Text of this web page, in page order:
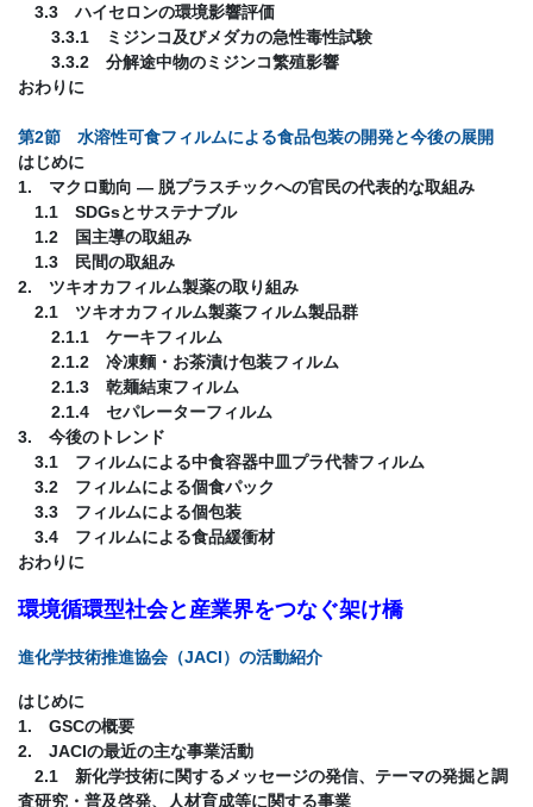
3.3 ハイセロンの環境影響評価
3.3.1 ミジンコ及びメダカの急性毒性試験
3.3.2 分解途中物のミジンコ繁殖影響
おわりに
第2節 水溶性可食フィルムによる食品包装の開発と今後の展開
はじめに
1. マクロ動向 ― 脱プラスチックへの官民の代表的な取組み
1.1 SDGsとサステナブル
1.2 国主導の取組み
1.3 民間の取組み
2. ツキオカフィルム製薬の取り組み
2.1 ツキオカフィルム製薬フィルム製品群
2.1.1 ケーキフィルム
2.1.2 冷凍麵・お茶漬け包装フィルム
2.1.3 乾麺結束フィルム
2.1.4 セパレーターフィルム
3. 今後のトレンド
3.1 フィルムによる中食容器中皿プラ代替フィルム
3.2 フィルムによる個食パック
3.3 フィルムによる個包装
3.4 フィルムによる食品緩衝材
おわりに
環境循環型社会と産業界をつなぐ架け橋
進化学技術推進協会（JACI）の活動紹介
はじめに
1. GSCの概要
2. JACIの最近の主な事業活動
2.1 新化学技術に関するメッセージの発信、テーマの発掘と調
査研究・普及啓発、人材育成等に関する事業